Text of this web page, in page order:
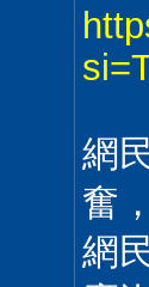
網
奮
網